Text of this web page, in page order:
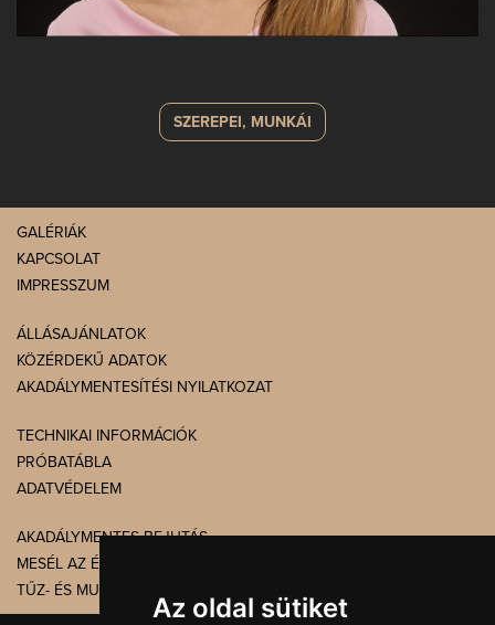
Az oldal sütiket
SZEREPEI, MUNKÁI
GALÉRIÁK
KAPCSOLAT
IMPRESSZUM
ÁLLÁSAJÁNLATOK
KÖZÉRDEKŰ ADATOK
AKADÁLYMENTESÍTÉSI NYILATKOZAT
TECHNIKAI INFORMÁCIÓK
PRÓBATÁBLA
ADATVÉDELEM
AKADÁLYMENTES BEJUTÁS
MESÉL AZ ÉPÜLET
TŰZ- ÉS MUNKAVÉDELEM